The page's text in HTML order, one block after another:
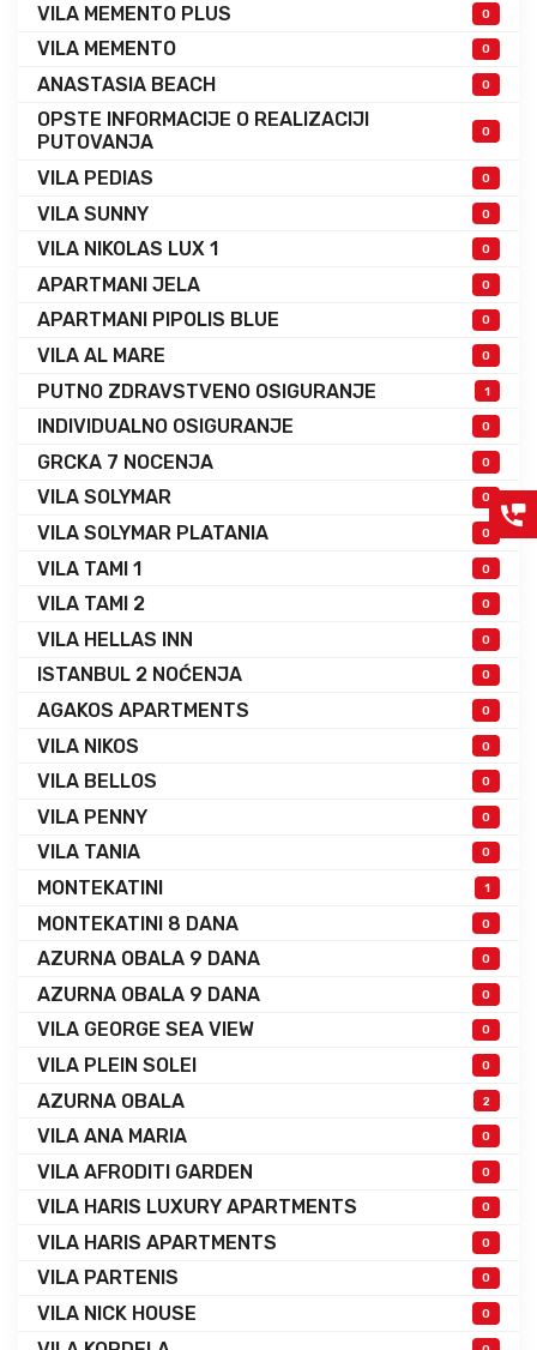
VILA MEMENTO PLUS 0
VILA MEMENTO 0
ANASTASIA BEACH 0
OPSTE INFORMACIJE O REALIZACIJI
PUTOVANJA
0
VILA PEDIAS 0
VILA SUNNY 0
VILA NIKOLAS LUX 1 0
APARTMANI JELA 0
APARTMANI PIPOLIS BLUE 0
VILA AL MARE 0
PUTNO ZDRAVSTVENO OSIGURANJE 1
INDIVIDUALNO OSIGURANJE 0
GRCKA 7 NOCENJA 0
VILA SOLYMAR 0
VILA SOLYMAR PLATANIA 0
VILA TAMI 1 0
VILA TAMI 2 0
VILA HELLAS INN 0
ISTANBUL 2 NOĆENJA 0
AGAKOS APARTMENTS 0
VILA NIKOS 0
VILA BELLOS 0
VILA PENNY 0
VILA TANIA 0
MONTEKATINI 1
MONTEKATINI 8 DANA 0
AZURNA OBALA 9 DANA 0
AZURNA OBALA 9 DANA 0
VILA GEORGE SEA VIEW 0
VILA PLEIN SOLEI 0
AZURNA OBALA 2
VILA ANA MARIA 0
VILA AFRODITI GARDEN 0
VILA HARIS LUXURY APARTMENTS 0
VILA HARIS APARTMENTS 0
VILA PARTENIS 0
VILA NICK HOUSE 0